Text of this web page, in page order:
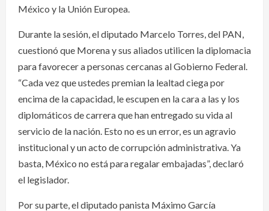
México y la Unión Europea.
Durante la sesión, el diputado Marcelo Torres, del PAN,
cuestionó que Morena y sus aliados utilicen la diplomacia
para favorecer a personas cercanas al Gobierno Federal.
“Cada vez que ustedes premian la lealtad ciega por
encima de la capacidad, le escupen en la cara a las y los
diplomáticos de carrera que han entregado su vida al
servicio de la nación. Esto no es un error, es un agravio
institucional y un acto de corrupción administrativa. Ya
basta, México no está para regalar embajadas”, declaró
el legislador.
Por su parte, el diputado panista Máximo García